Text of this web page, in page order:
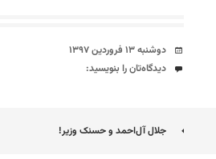
تاریخ
دوشنبه ۱۳ فروردین ۱۳۹۷
دیدگاه‌ها
دیدگاه‌تان را بنویسید:
ناوبری
جلال آل‌احمد و حسنک وزیر!